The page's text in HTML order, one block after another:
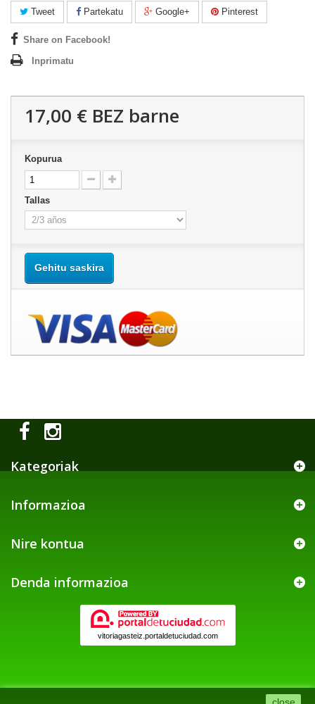
Tweet Partekatu Google+ Pinterest
Share on Facebook!
Inprimatu
17,00 € BEZ barne
Kopurua
Tallas
Gehitu saskira
Kategoriak
Informazioa
Nire kontua
Denda informazioa
vitoriagasteiz.portaldetuciudad.com